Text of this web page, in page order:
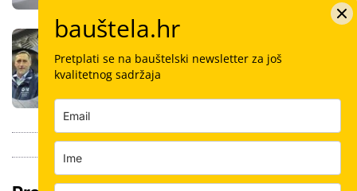
Koliko košta keramičar za kvadrat
pločica: Cijenu određuju površina,
dimenzije keramike, ali i lokacija
bauštela.hr
Pretplati se na bauštelski newsletter za još
kvalitetnog sadržaja